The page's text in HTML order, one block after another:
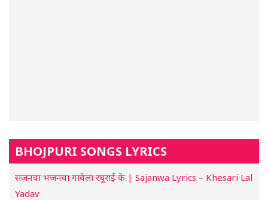
BHOJPURI SONGS LYRICS
सजनवा भजनवा गावेला रघुराई के | Sajanwa Lyrics – Khesari Lal
Yadav